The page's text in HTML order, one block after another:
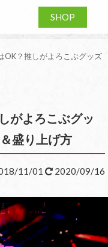
SHOP
OK？推しがよろこぶグッズ
がよろこぶグッ
盛り上げ方
11/01 2020/09/16